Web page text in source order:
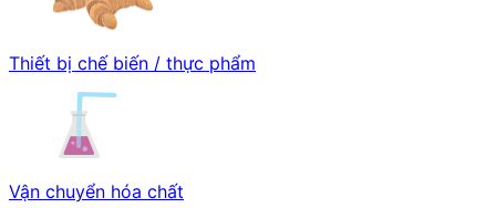
Thiết bị chế biến / thực phẩm
Vận chuyển hóa chất